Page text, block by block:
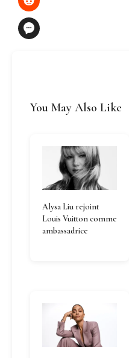
You May Also Like
Alysa Liu rejoint
Louis Vuitton comme
ambassadrice